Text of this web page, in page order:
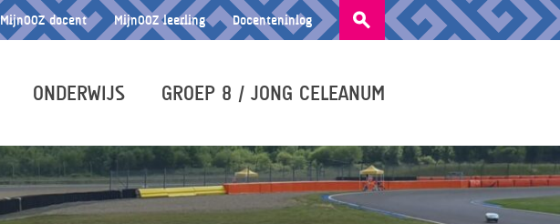
Zoeken
naar:
MijnOOZ docent MijnOOZ leerling Docenteninlog
ONDERWIJS GROEP 8 / JONG CELEANUM